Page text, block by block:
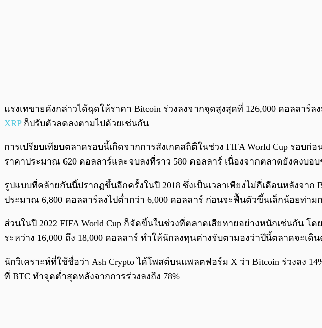
แรงเทขายดังกล่าวได้ฉุดให้ราคา Bitcoin ร่วงลงจากจุดสูงสุดที่ 126,000 ดอลลา
XRPก็ปรับตัวลดลงตามไปด้วยเช่นกัน
การเปรียบเทียบตลาดรอบนี้เกิดจากการสังเกตสถิติในช่วง FIFA World Cup รอบ
ราคาประมาณ 620 ดอลลาร์และจบลงที่ราว 580 ดอลลาร์ เนื่องจากตลาดยังคงบอ
รูปแบบที่คล้ายกันนี้ปรากฏขึ้นอีกครั้งในปี 2018 ซึ่งเป็นเวลาเพียงไม่กี่เดือนหลังจา
ประมาณ 6,800 ดอลลาร์ลงไปต่ำกว่า 6,000 ดอลลาร์ ก่อนจะฟื้นตัวขึ้นเล็กน้อยท่า
ส่วนในปี 2022 FIFA World Cup ก็จัดขึ้นในช่วงที่ตลาดเสียหายอย่างหนักเช่นกัน
ระหว่าง 16,000 ถึง 18,000 ดอลลาร์ ทำให้นักลงทุนต่างจับตามองว่าปีนี้ตลาดจะเ
นักวิเคราะห์ที่ใช้ชื่อว่า Ash Crypto ได้โพสต์บนแพลตฟอร์ม X ว่า Bitcoin ร่วงลง
ที่ BTC ทำจุดต่ำสุดหลังจากการร่วงลงถึง 78%